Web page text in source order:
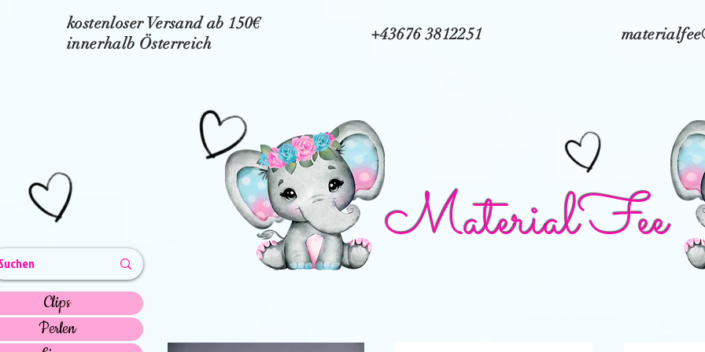
kostenloser Versand ab 150€
innerhalb Österreich
+43676 3812251
MaterialFee
Clips
Perlen